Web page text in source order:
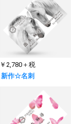
￥2,780＋税
新作☆名刺